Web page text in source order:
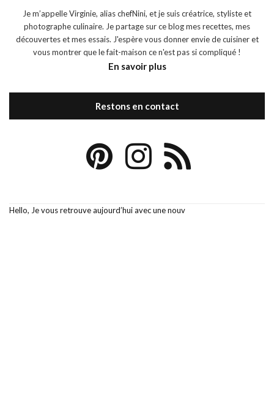
Je m’appelle Virginie, alias chefNini, et je suis créatrice, styliste et
photographe culinaire. Je partage sur ce blog mes recettes, mes
découvertes et mes essais. J'espère vous donner envie de cuisiner et
vous montrer que le fait-maison ce n'est pas si compliqué !
En savoir plus
Restons en contact
Hello, Je vous retrouve aujourd’hui avec une nouv